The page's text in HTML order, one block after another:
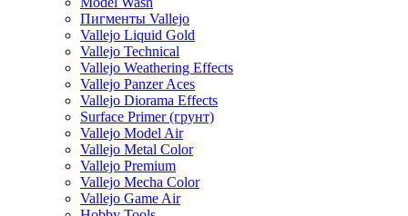
Пигменты Vallejo
Vallejo Liquid Gold
Vallejo Technical
Vallejo Weathering Effects
Vallejo Panzer Aces
Vallejo Diorama Effects
Surface Primer (грунт)
Vallejo Model Air
Vallejo Metal Color
Vallejo Premium
Vallejo Mecha Color
Vallejo Game Air